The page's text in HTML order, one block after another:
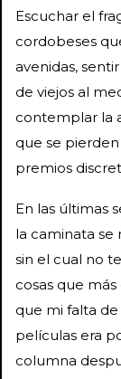
Escuchar el
cordobeses
avenidas,
de viejos al
contemplar la
que se
premios
En las últimas
la caminata
sin el cual no
cosas que
que mi falta
películas era
columna